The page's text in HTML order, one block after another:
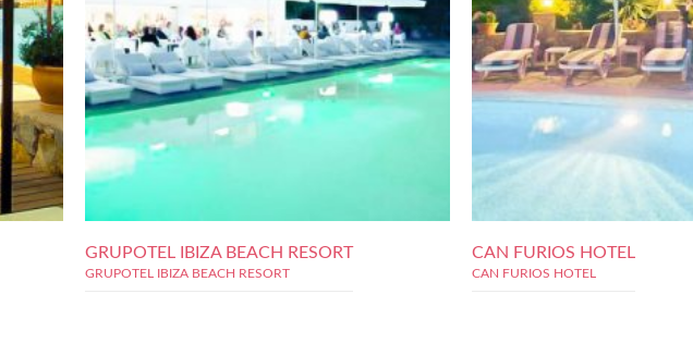
GRUPOTEL IBIZA BEACH RESORT
GRUPOTEL IBIZA BEACH RESORT
CAN FURIOS HOTEL
CAN FURIOS HOTEL